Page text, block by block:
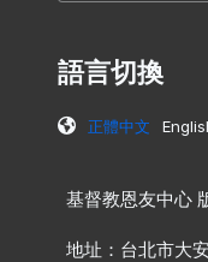
語言切換
正體中文
基督教恩友中心
地址：台北市大